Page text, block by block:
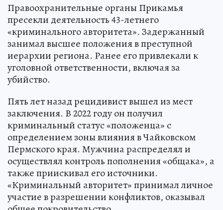
Правоохранительные органы Прикамья
пресекли деятельность 43-летнего
«криминального авторитета». Задержанный
занимал высшее положения в преступной
иерархии региона. Ранее его привлекали к
уголовной ответственности, включая за
убийство.
Пять лет назад рецидивист вышел из мест
заключения. В 2022 году он получил
криминальный статус «положенца» с
определением зоны влияния в Чайковском
Пермского края. Мужчина распределял и
осуществлял контроль пополнения «общака», а
также приискивал его источники.
«Криминальный авторитет» принимал личное
участие в разрешении конфликтов, оказывал